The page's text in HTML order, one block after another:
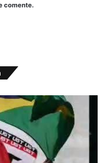
comente.